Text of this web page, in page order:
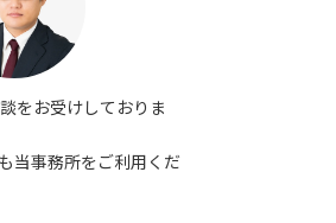
をお受けしておりま
当事務所をご利用くだ